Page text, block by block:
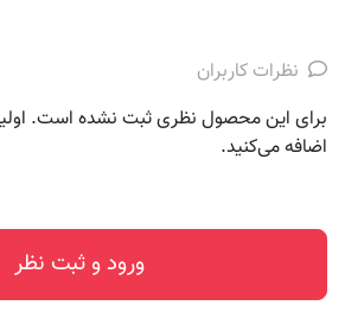
نظرات کاربران
برای این محصول نظری ثبت نشده است.
اضافه می‌کنید.
ورود و ثبت نظر